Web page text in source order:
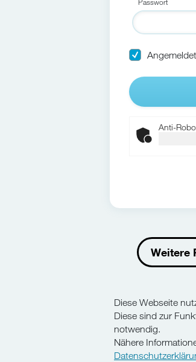
Anti-
Weitere
Diese Webseite
Diese sind zur
notwendig.
Nähere